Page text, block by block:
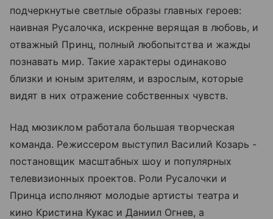
подчеркнутые светлые образы главных героев:
наивная Русалочка, искренне верящая в любовь, и
отважный Принц, полный любопытства и жажды
познавать мир. Такие характеры одинаково
близки и юным зрителям, и взрослым, которые
видят в них отражение собственных чувств.
Над мюзиклом работала большая творческая
команда. Режиссером выступил Василий Козарь -
постановщик масштабных шоу и популярных
телевизионных проектов. Роли Русалочки и
Принца исполняют молодые артисты театра и
кино Кристина Кукас и Даниил Огнев, а